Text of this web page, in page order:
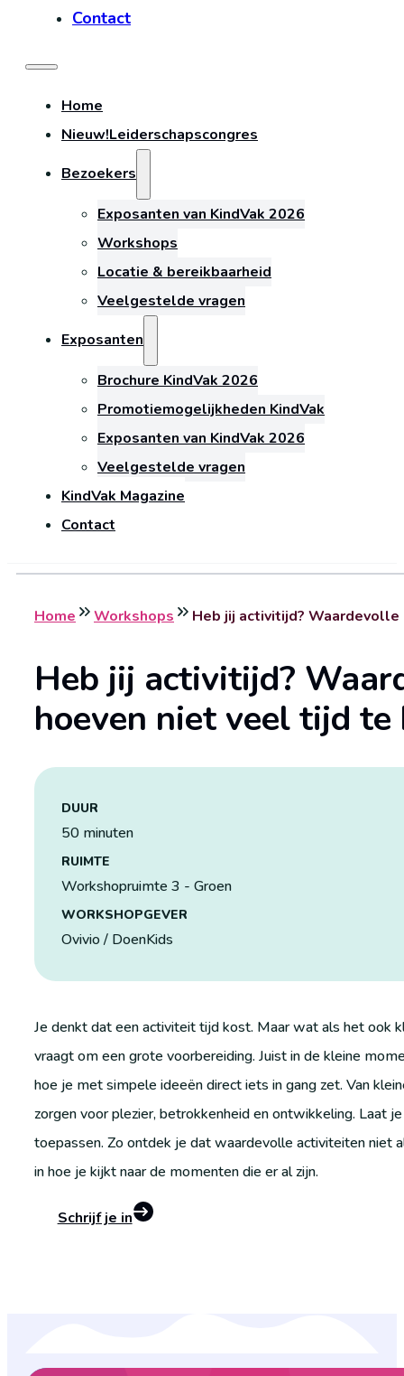
Contact
Home
Nieuw!Leiderschapscongres
Bezoekers
Exposanten van KindVak 2026
Workshops
Locatie & bereikbaarheid
Veelgestelde vragen
Exposanten
Brochure KindVak 2026
Promotiemogelijkheden KindVak
Exposanten van KindVak 2026
Veelgestelde vragen
KindVak Magazine
Contact
Home Workshops Heb jij activitijd?
Heb jij activitijd?
hoeven niet veel tijd te
DUUR
50 minuten
RUIMTE
Workshopruimte 3 - Groen
WORKSHOPGEVER
Ovivio / DoenKids
Je denkt dat een activiteit tijd kost. Maar wat als het ook
vraagt om een grote voorbereiding. Juist in de kleine
hoe je met simpele ideeën direct iets in gang zet. Van
zorgen voor plezier, betrokkenheid en ontwikkeling. Laat
toepassen. Zo ontdek je dat waardevolle activiteiten niet
in hoe je kijkt naar de momenten die er al zijn.
Schrijf je in